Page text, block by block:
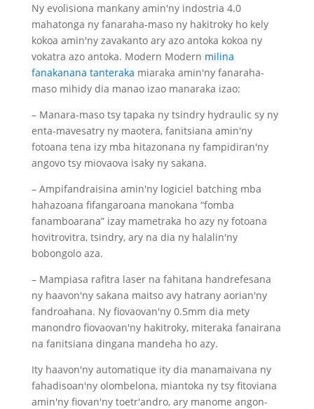
Ny evolisiona mankany amin'ny indostria 4.0
mahatonga ny fanaraha-maso ny hakitroky ho kely
kokoa amin'ny zavakanto ary azo antoka kokoa ny
vokatra azo antoka. Modern Modern milina
fanakanana tanteraka miaraka amin'ny fanaraha-
maso mihidy dia manao izao manaraka izao:
– Manara-maso tsy tapaka ny tsindry hydraulic sy ny
enta-mavesatry ny maotera, fanitsiana amin'ny
fotoana tena izy mba hitazonana ny fampidiran'ny
angovo tsy miovaova isaky ny sakana.
– Ampifandraisina amin'ny logiciel batching mba
hahazoana fifangaroana manokana “fomba
fanamboarana” izay mametraka ho azy ny fotoana
hovitrovitra, tsindry, ary na dia ny halalin'ny
bobongolo aza.
– Mampiasa rafitra laser na fahitana handrefesana
ny haavon'ny sakana maitso avy hatrany aorian'ny
fandroahana. Ny fiovaovan'ny 0.5mm dia mety
manondro fiovaovan'ny hakitroky, miteraka fanairana
na fanitsiana dingana mandeha ho azy.
Ity haavon'ny automatique ity dia manamaivana ny
fahadisoan'ny olombelona, miantoka ny tsy fitoviana
amin'ny fiovan'ny toetr'andro, ary manome angon-